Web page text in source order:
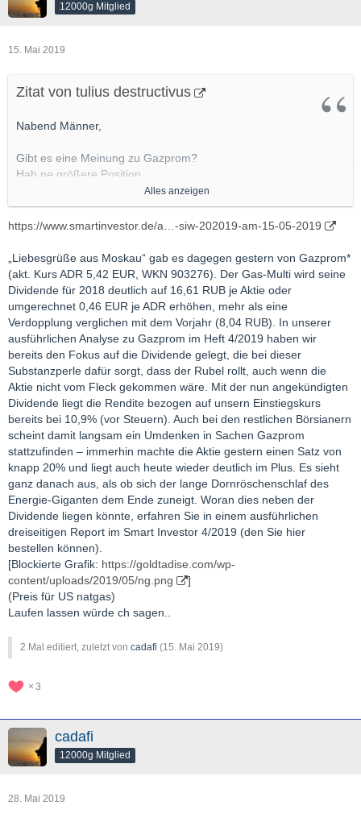
12000g Mitglied
15. Mai 2019
Zitat von tulius destructivus
Nabend Männer,
Gibt es eine Meinung zu Gazprom?
Hab ne größere Position,
Und nu iss der Kurs explodiert,
Krieg evtl vor der Türe
Soll ich die Gewinne mitnehmen?
LG Tulius
Alles anzeigen
https://www.smartinvestor.de/a…-siw-202019-am-15-05-2019
„Liebesgrüße aus Moskau“ gab es dagegen gestern von Gazprom*
(akt. Kurs ADR 5,42 EUR, WKN 903276). Der Gas-Multi wird seine
Dividende für 2018 deutlich auf 16,61 RUB je Aktie oder
umgerechnet 0,46 EUR je ADR erhöhen, mehr als eine
Verdopplung verglichen mit dem Vorjahr (8,04 RUB). In unserer
ausführlichen Analyse zu Gazprom im Heft 4/2019 haben wir
bereits den Fokus auf die Dividende gelegt, die bei dieser
Substanzperle dafür sorgt, dass der Rubel rollt, auch wenn die
Aktie nicht vom Fleck gekommen wäre. Mit der nun angekündigten
Dividende liegt die Rendite bezogen auf unsern Einstiegskurs
bereits bei 10,9% (vor Steuern). Auch bei den restlichen Börsianern
scheint damit langsam ein Umdenken in Sachen Gazprom
stattzufinden – immerhin machte die Aktie gestern einen Satz von
knapp 20% und liegt auch heute wieder deutlich im Plus. Es sieht
ganz danach aus, als ob sich der lange Dornröschenschlaf des
Energie-Giganten dem Ende zuneigt. Woran dies neben der
Dividende liegen könnte, erfahren Sie in einem ausführlichen
dreiseitigen Report im Smart Investor 4/2019 (den Sie hier
bestellen können).
[Blockierte Grafik: https://goldtadise.com/wp-
content/uploads/2019/05/ng.png
]
(Preis für US natgas)
Laufen lassen würde ch sagen..
2 Mal editiert, zuletzt von cadafi (15. Mai 2019)
3
cadafi
12000g Mitglied
28. Mai 2019